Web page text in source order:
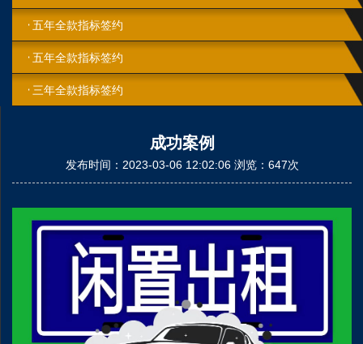
五年全款指标签约
五年全款指标签约
三年全款指标签约
成功案例
发布时间：2023-03-06 12:02:06 浏览：647次